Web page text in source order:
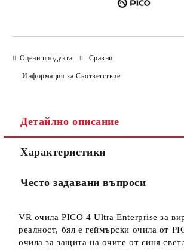
Оцени продукта Сравни
Информация за Съответствие
Детайлно описание
Характеристики
Често задавани въпроси
VR очила PICO 4 Ultra Enterprise за
реалност, бял е геймърски очила от
очила за защита на очите от синя